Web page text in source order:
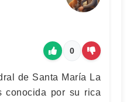
0
de Santa María La
conocida por su rica